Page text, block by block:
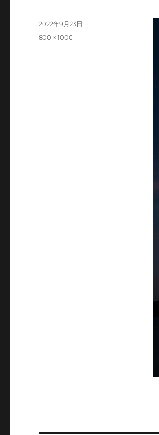
投
2022年9月23日
フ
800 × 1000